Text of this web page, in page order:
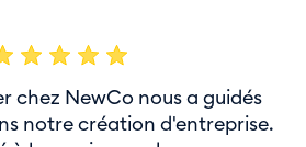
chez NewCo nous a guidés
notre création d'entreprise.